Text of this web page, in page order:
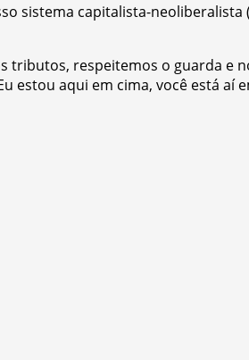
sistema capitalista-
tributos, respeitemos o guarda e
estou aqui em cima, você está